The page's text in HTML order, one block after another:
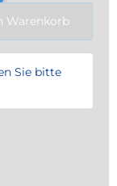
Warenkorb
Sie bitte